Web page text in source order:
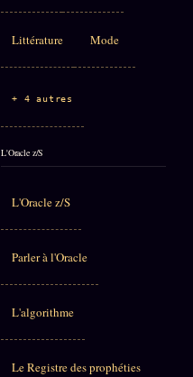
Littérature Mode
+ 4 autres
L'Oracle z/S
L'Oracle z/S
Parler à l'Oracle
L'algorithme
Le Registre des prophéties